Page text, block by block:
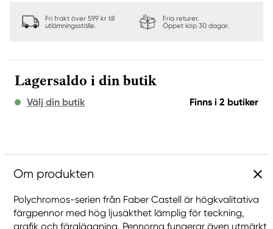
Fri frakt över 599 kr till
utlämningsställe.
Fria returer.
Öppet köp 30 dagar.
Lagersaldo i din butik
Välj din butik Finns i 2 butiker
Om produkten
Polychromos-serien från Faber Castell är högkvalitativa
färgpennor med hög ljusäkthet lämplig för teckning,
grafik och färgläggning. Pennorna fungerar även utmärkt